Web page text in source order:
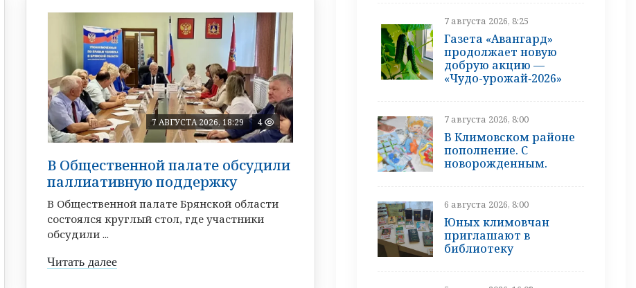
7 АВГУСТА 2026, 18:29 4
В Общественной палате обсудили
паллиативную поддержку
В Общественной палате Брянской области
состоялся круглый стол, где участники
обсудили ...
Читать далее
7 августа 2026, 8:25
Газета «Авангард»
продолжает новую
добрую акцию —
«Чудо-урожай‑2026»
7 августа 2026, 8:00
В Климовском районе
пополнение. С
новорожденным.
6 августа 2026, 8:00
Юных климовчан
приглашают в
библиотеку